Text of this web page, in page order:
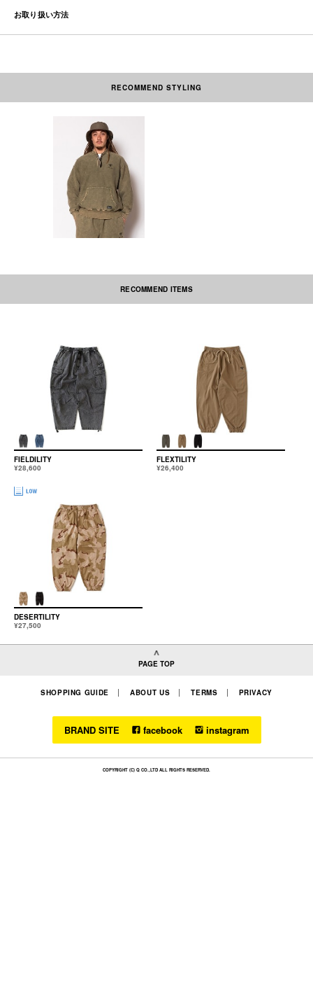
お取り扱い方法
素材の性質上、多少収縮する可能性があります。洗濯後、形を整えて干して
下さい。なお自動乾燥機(タンブラー)の御使用はおさけ下さい。アイロンを
かける際には必ず当て布をしてください。刺繍部分・ネーム部分にはアイロ
ンを当てないで下さい。この商品は特殊染料を使用した製品染めを施してい
ます。摩擦や汗、雨水、湿気等により、色落ち・色移りする場合がありま
す。淡色の衣類（特に白いもの）との着用は避け、保管も他の衣料と少し間
は速やかに形を整えて干してください。また、風合いを重視した加工のため
多少の色ムラや表面に毛玉がある場合もあります。予めご了承ください。
RECOMMEND STYLING
RECOMMEND ITEMS
FIELDILITY
¥28,600
FLEXTILITY
¥26,400
DESERTILITY
¥27,500
PAGE TOP
SHOPPING GUIDE ABOUT US TERMS PRIVACY
BRAND SITE facebook instagram
COPYRIGHT (C) Q CO.,LTD ALL RIGHTS RESERVED.